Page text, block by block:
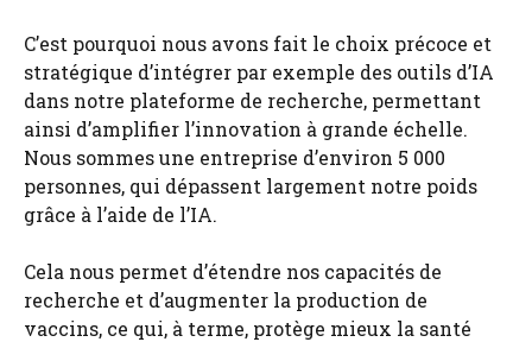
C’est pourquoi nous avons fait le choix précoce et
stratégique d’intégrer par exemple des outils d’IA
dans notre plateforme de recherche, permettant
ainsi d’amplifier l’innovation à grande échelle.
Nous sommes une entreprise d’environ 5 000
personnes, qui dépassent largement notre poids
grâce à l’aide de l’IA.
Cela nous permet d’étendre nos capacités de
recherche et d’augmenter la production de
vaccins, ce qui, à terme, protège mieux la santé